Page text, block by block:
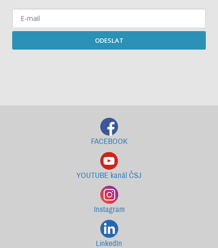
ODESLAT
FACEBOOK
YOUTUBE kanál ČSJ
Instagram
LinkedIn